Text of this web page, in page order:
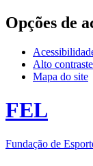
Opções de
Alto contraste
Mapa do site
FEL
Fundação de